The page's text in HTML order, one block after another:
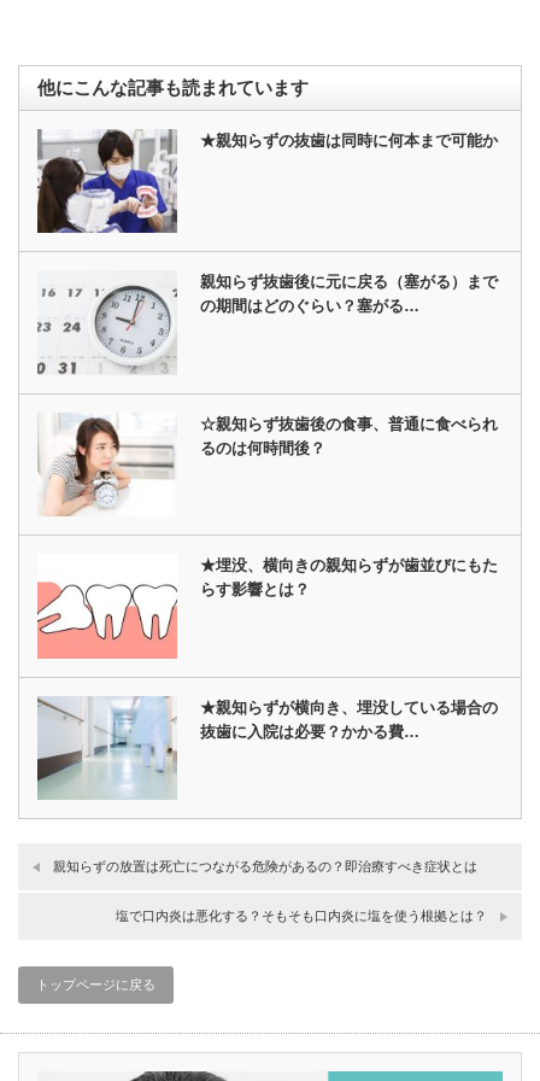
他にこんな記事も読まれています
★親知らずの抜歯は同時に何本まで可能か
親知らず抜歯後に元に戻る（塞がる）まで
の期間はどのぐらい？塞がる…
☆親知らず抜歯後の食事、普通に食べられ
るのは何時間後？
★埋没、横向きの親知らずが歯並びにもた
らす影響とは？
★親知らずが横向き、埋没している場合の
抜歯に入院は必要？かかる費…
親知らずの放置は死亡につながる危険があるの？即治療すべき症状とは
塩で口内炎は悪化する？そもそも口内炎に塩を使う根拠とは？
トップページに戻る